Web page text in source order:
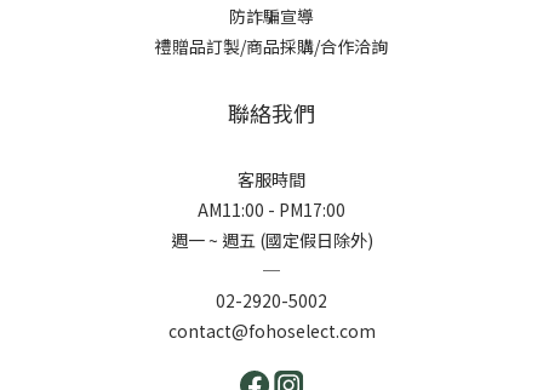
防詐騙宣導
禮贈品訂製/商品採購/合作洽詢
聯絡我們
客服時間
AM11:00 - PM17:00
週一 ~ 週五 (國定假日除外)
─
02-2920-5002
contact@fohoselect.com